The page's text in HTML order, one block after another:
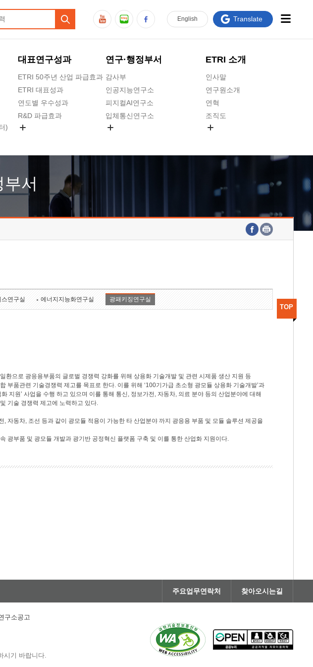
)
대표연구성과
ETRI 50주년 산업 파급효과
ETRI 대표성과
연도별 우수성과
R&D 파급효과
연구·행정부서
감사부
인공지능연구소
피지컬AI연구소
입체통신연구소
호남권연구본부
기획본부
ETRI 소개
인사말
연구원소개
연혁
조직도
연구원 고객헌장
주요업무연락처
English Translate
서
연구실 에너지지능화연구실 광패키징연구실
환으로 광응용부품의 글로벌 경쟁력 강화를 위해 상용화 기술개발 및 관련 시제품 생산 지원 등
부품관련 기술경쟁력 제고를 목표로 한다. 이를 위해 ‘100기가급 초소형 광모듈 상용화 기술개발’과
지원’ 사업을 수행 하고 있으며 이를 통해 통신, 정보가전, 자동차, 의료 분야 등의 산업분야에 대해
기술 경쟁력 제고에 노력하고 있다.
, 자동차, 조선 등과 같이 광모듈 적용이 가능한 타 산업분야 까지 광응용 부품 및 모듈 솔루션 제공을
광부품 및 광모듈 개발과 광기반 공정혁신 플랫폼 구축 및 이를 통한 산업화 지원이다.
TOP
주요업무연락처 찾아오시는길
구소공고
시기 바랍니다.